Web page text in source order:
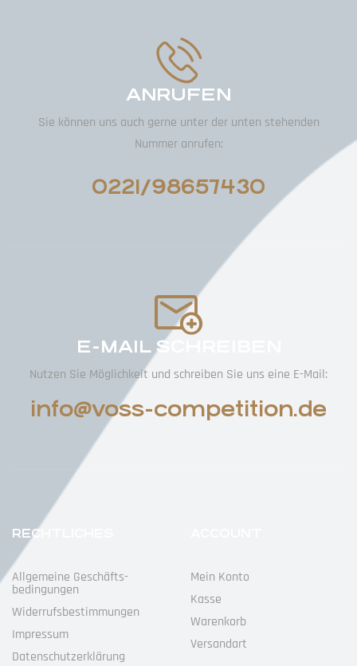
ANRUFEN
Sie können uns auch gerne unter der unten stehenden
Nummer anrufen:
0221/98657430
E-MAIL SCHREIBEN
Nutzen Sie Möglichkeit und schreiben Sie uns eine E-Mail:
info@voss-competition.de
RECHTLICHES
Allgemeine Geschäfts­
Bedingungen
Widerrufs­bestimmungen
Impressum
Datenschutz­erklärung
Mein Konto
Kasse
Warenkorb
Versandart